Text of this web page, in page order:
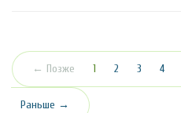
← Позже 1 (текущая)
2 3 4
Раньше →